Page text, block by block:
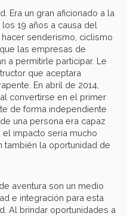
Era un gran aficionado a la
19 años a causa del
senderismo, ciclismo
las empresas de
a permitirle participar. Le
que aceptara
En abril de 2014,
convertirse en el primer
de forma independiente
una persona era capaz
el impacto sería mucho
también la oportunidad de
aventura son un medio
e integración para esta
Al brindar oportunidades a